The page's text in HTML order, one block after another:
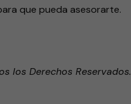
que pueda asesorarte.
los Derechos Reservados.